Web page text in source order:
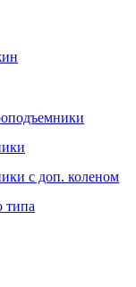
с доп. коленом
типа